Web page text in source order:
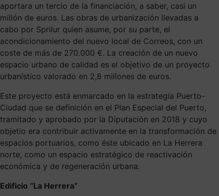
aportara un tercio de la financiación, a saber, casi un
millón de euros. Las obras de urbanización llevadas a
cabo por Sprilur quien asume, por su parte, el
acondicionamiento del nuevo local de Correos, con un
coste de más de 270.000 €. La creación de un nuevo
espacio urbano de calidad es el objetivo de un proyecto
urbanístico valorado en 2,8 millones de euros.
Este proyecto está enmarcado en la estrategia Puerto-
Ciudad que se definición en el Plan Especial del Puerto,
tramitado y aprobado por la Diputación en 2018 y cuyo
objetio era contribuir activamente en la transformación de
espacios portuarios, como éste ubicado en La Herrera
norte, como un espacio estratégico de reactivación
económica y de regeneración urbana.
Edificio “La Herrera”